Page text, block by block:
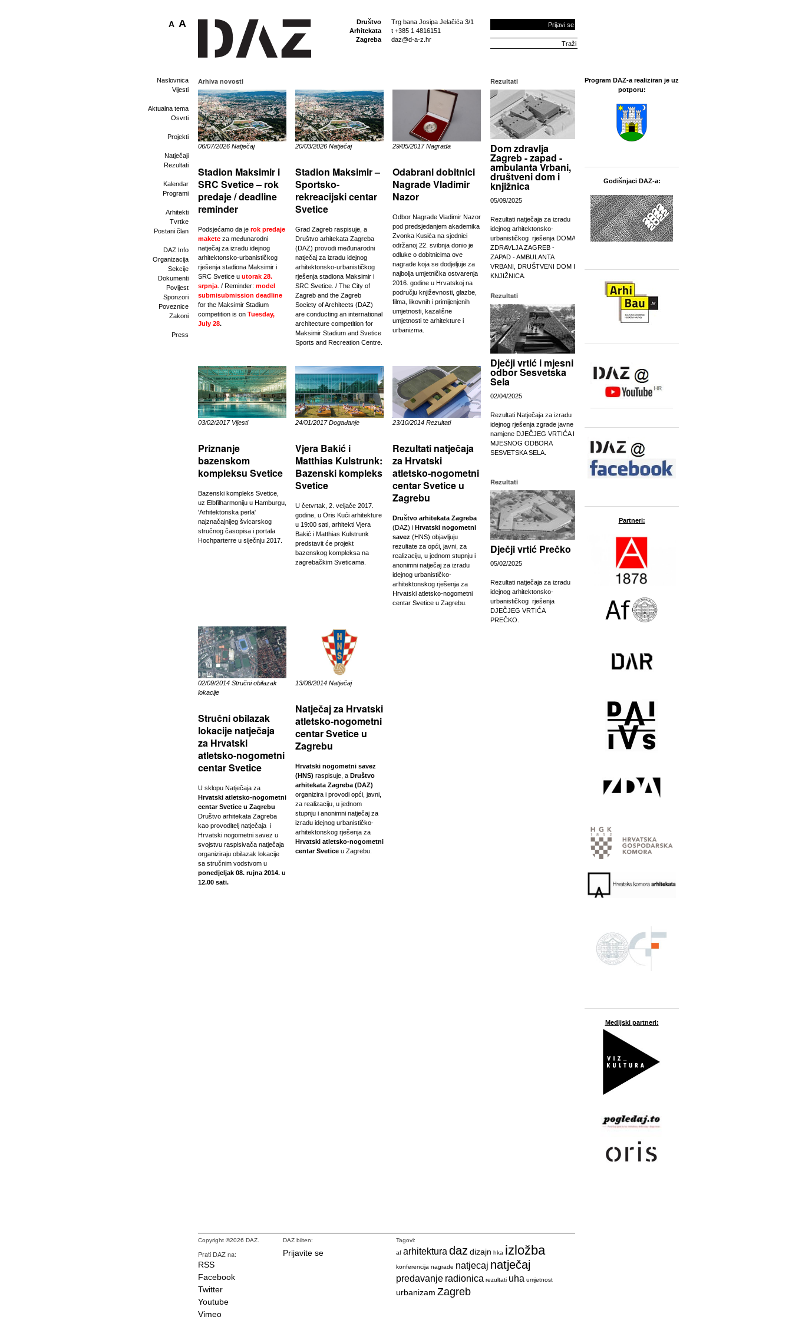
Društvo
Arhitekata
Zagreba
Trg bana Josipa Jelačića 3/1
t +385 1 4816151
daz@d-a-z.hr
Prijavi se
A A
Naslovnica
Vijesti
Aktualna tema
Osvrti
Projekti
Natječaji
Rezultati
Kalendar
Programi
Arhitekti
Tvrtke
Postani član
DAZ Info
Organizacija
Sekcije
Dokumenti
Povijest
Sponzori
Poveznice
Zakoni
Press
Arhiva novosti
06/07/2026 Natječaj
Stadion Maksimir i
SRC Svetice – rok
predaje / deadline
reminder
Podsjećamo da je rok predaje
makete za međunarodni
natječaj za izradu idejnog
arhitektonsko-urbanističkog
rješenja stadiona Maksimir i
SRC Svetice u utorak 28.
srpnja . / Reminder: model
submisubmission deadline
for the Maksimir Stadium
competition is on Tuesday,
July 28.
20/03/2026 Natječaj
Stadion Maksimir –
Sportsko-
rekreacijski centar
Svetice
Grad Zagreb raspisuje, a
Društvo arhitekata Zagreba
(DAZ) provodi međunarodni
natječaj za izradu idejnog
arhitektonsko-urbanističkog
rješenja stadiona Maksimir i
SRC Svetice. / The City of
Zagreb and the Zagreb
Society of Architects (DAZ)
are conducting an international
architecture competition for
Maksimir Stadium and Svetice
Sports and Recreation Centre.
29/05/2017 Nagrada
Odabrani dobitnici
Nagrade Vladimir
Nazor
Odbor Nagrade Vladimir Nazor
pod predsjedanjem akademika
Zvonka Kusića na sjednici
održanoj 22. svibnja donio je
odluke o dobitnicima ove
nagrade koja se dodjeljuje za
najbolja umjetnička ostvarenja
2016. godine u Hrvatskoj na
području književnosti, glazbe,
filma, likovnih i primijenjenih
umjetnosti, kazališne
umjetnosti te arhitekture i
urbanizma.
03/02/2017 Vijesti
Priznanje
bazenskom
kompleksu Svetice
Bazenski kompleks Svetice,
uz Elbfilharmoniju u Hamburgu,
'Arhitektonska perla'
najznačajnijeg švicarskog
stručnog časopisa i portala
Hochparterre u siječnju 2017.
24/01/2017 Događanje
Vjera Bakić i
Matthias Kulstrunk:
Bazenski kompleks
Svetice
U četvrtak, 2. veljače 2017.
godine, u Oris Kući arhitekture
u 19:00 sati, arhitekti Vjera
Bakić i Matthias Kulstrunk
predstavit će projekt
bazenskog kompleksa na
zagrebačkim Sveticama.
23/10/2014 Rezultati
Rezultati natječaja
za Hrvatski
atletsko-nogometni
centar Svetice u
Zagrebu
Društvo arhitekata Zagreba
(DAZ) i Hrvatski nogometni
savez (HNS) objavljuju
rezultate za opći, javni, za
realizaciju, u jednom stupnju i
anonimni natječaj za izradu
idejnog urbanističko-
arhitektonskog rješenja za
Hrvatski atletsko-nogometni
centar Svetice u Zagrebu.
02/09/2014 Stručni obilazak
lokacije
Stručni obilazak
lokacije natječaja
za Hrvatski
atletsko-nogometni
centar Svetice
U sklopu Natječaja za
Hrvatski atletsko-nogometni
centar Svetice u Zagrebu
Društvo arhitekata Zagreba
kao provoditelj natječaja i
Hrvatski nogometni savez u
svojstvu raspisivača natječaja
organiziraju obilazak lokacije
sa stručnim vodstvom u
ponedjeljak 08. rujna 2014. u
12.00 sati.
13/08/2014 Natječaj
Natječaj za Hrvatski
atletsko-nogometni
centar Svetice u
Zagrebu
Hrvatski nogometni savez
(HNS) raspisuje, a Društvo
arhitekata Zagreba (DAZ)
organizira i provodi opći, javni,
za realizaciju, u jednom
stupnju i anonimni natječaj za
izradu idejnog urbanističko-
arhitektonskog rješenja za
Hrvatski atletsko-nogometni
centar Svetice u Zagrebu.
Rezultati
Dom zdravlja
Zagreb - zapad -
ambulanta Vrbani,
društveni dom i
knjižnica
05/09/2025
Rezultati natječaja za izradu
idejnog arhitektonsko-
urbanističkog rješenja DOMA
ZDRAVLJA ZAGREB -
ZAPAD - AMBULANTA
VRBANI, DRUŠTVENI DOM I
KNJIŽNICA.
Rezultati
Dječji vrtić i mjesni
odbor Sesvetska
Sela
02/04/2025
Rezultati Natječaja za izradu
idejnog rješenja zgrade javne
namjene DJEČJEG VRTIĆA I
MJESNOG ODBORA
SESVETSKA SELA.
Rezultati
Dječji vrtić Prečko
05/02/2025
Rezultati natječaja za izradu
idejnog arhitektonsko-
urbanističkog rješenja
DJEČJEG VRTIĆA
PREČKO.
Program DAZ-a realiziran je uz
potporu:
Godišnjaci DAZ-a:
Partneri:
Medijski partneri:
Copyright ©2026 DAZ.
Prati DAZ na:
RSS
Facebook
Twitter
Youtube
Vimeo
DAZ bilten:
Prijavite se
Tagovi:
af arhitektura daz dizajn hka izložba
konferencija nagrade natjecaj natječaj
predavanje radionica rezultati uha umjetnost
urbanizam Zagreb